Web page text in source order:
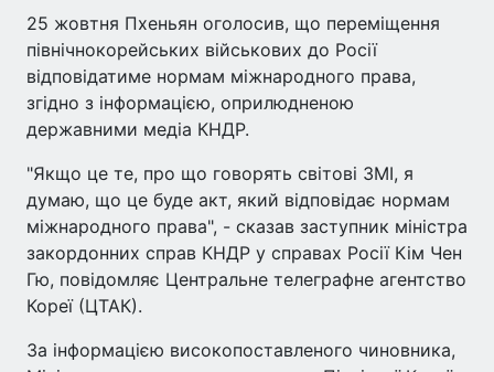
25 жовтня Пхеньян оголосив, що переміщення
північнокорейських військових до Росії
відповідатиме нормам міжнародного права,
згідно з інформацією, оприлюдненою
державними медіа КНДР.
"Якщо це те, про що говорять світові ЗМІ, я
думаю, що це буде акт, який відповідає нормам
міжнародного права", - сказав заступник міністра
закордонних справ КНДР у справах Росії Кім Чен
Гю, повідомляє Центральне телеграфне агентство
Кореї (ЦТАК).
За інформацією високопоставленого чиновника,